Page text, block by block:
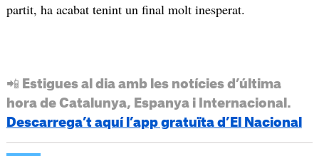
partit, ha acabat tenint un final molt inesperat.
📲 Estigues al dia amb les notícies d’última
hora de Catalunya, Espanya i Internacional.
Descarrega’t aquí l’app gratuïta d’El Nacional